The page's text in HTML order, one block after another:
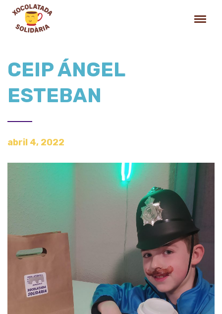
CEIP ÁNGEL
ESTEBAN
abril 4, 2022